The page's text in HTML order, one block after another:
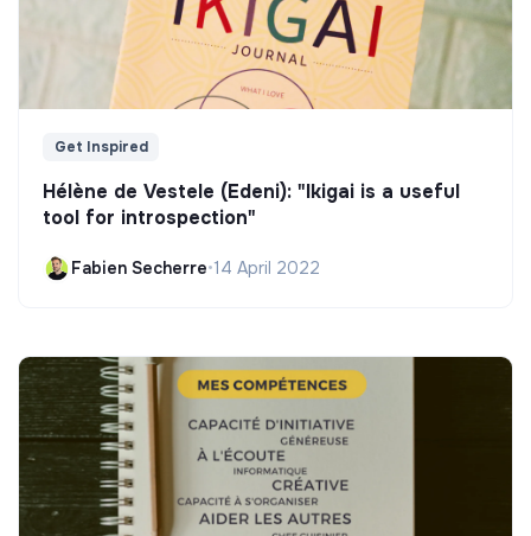
Get Inspired
Hélène de Vestele (Edeni): "Ikigai is a useful
tool for introspection"
Fabien Secherre•14 April 2022